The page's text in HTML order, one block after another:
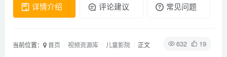
详情介绍 评论建议 常见问题
632 19
当前位置： 首页 视频资源库 儿童影院 正文